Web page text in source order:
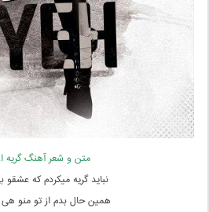
متن و شعر آهنگ گریه
نباید گریه میکردم که عشقو
همین حال بدم از تو منو هی